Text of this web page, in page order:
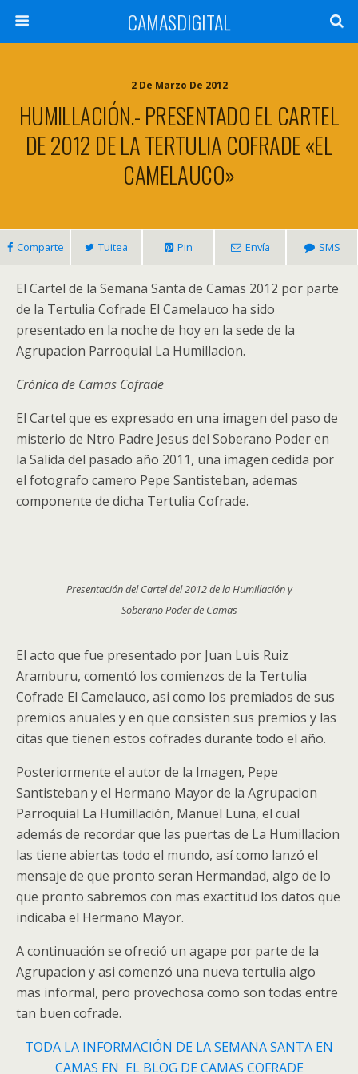
CAMASDIGITAL
2 De Marzo De 2012
HUMILLACIÓN.- PRESENTADO EL CARTEL
DE 2012 DE LA TERTULIA COFRADE «EL
CAMELAUCO»
Comparte Tuitea Pin Envía SMS
El Cartel de la Semana Santa de Camas 2012 por parte
de la Tertulia Cofrade El Camelauco ha sido
presentado en la noche de hoy en la sede de la
Agrupacion Parroquial La Humillacion.
Crónica de Camas Cofrade
El Cartel que es expresado en una imagen del paso de
misterio de Ntro Padre Jesus del Soberano Poder en
la Salida del pasado año 2011, una imagen cedida por
el fotografo camero Pepe Santisteban, ademas
componente de dicha Tertulia Cofrade.
Presentación del Cartel del 2012 de la Humillación y
Soberano Poder de Camas
El acto que fue presentado por Juan Luis Ruiz
Aramburu, comentó los comienzos de la Tertulia
Cofrade El Camelauco, asi como los premiados de sus
premios anuales y en que consisten sus premios y las
citas que tienen estos cofrades durante todo el año.
Posteriormente el autor de la Imagen, Pepe
Santisteban y el Hermano Mayor de la Agrupacion
Parroquial La Humillación, Manuel Luna, el cual
además de recordar que las puertas de La Humillacion
las tiene abiertas todo el mundo, así como lanzó el
mensaje de que pronto seran Hermandad, algo de lo
que pronto sabremos con mas exactitud los datos que
indicaba el Hermano Mayor.
A continuación se ofreció un agape por parte de la
Agrupacion y asi comenzó una nueva tertulia algo
mas informal, pero provechosa como son todas entre
tan buen cofrade.
TODA LA INFORMACIÓN DE LA SEMANA SANTA EN
CAMAS EN EL BLOG DE CAMAS COFRADE